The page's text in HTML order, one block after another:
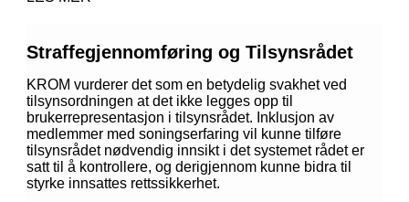
Straffegjennomføring og Tilsynsrådet
KROM vurderer det som en betydelig svakhet ved
tilsynsordningen at det ikke legges opp til
brukerrepresentasjon i tilsynsrådet. Inklusjon av
medlemmer med soningserfaring vil kunne tilføre
tilsynsrådet nødvendig innsikt i det systemet rådet er
satt til å kontrollere, og derigjennom kunne bidra til
styrke innsattes rettssikkerhet.